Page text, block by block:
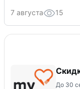
7 августа 15
До 30